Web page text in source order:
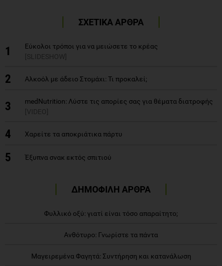
ΣΧΕΤΙΚΑ ΑΡΘΡΑ
1
Εύκολοι τρόποι για να μειώσετε το κρέας
[SLIDESHOW]
2 Αλκοόλ με άδειο Στομάχι: Τι προκαλεί;
3
medNutrition: Λύστε τις απορίες σας για θέματα διατροφής
[VIDEO]
4 Χαρείτε τα αποκριάτικα πάρτυ
5 Έξυπνα σνακ εκτός σπιτιού
ΔΗΜΟΦΙΛΗ ΑΡΘΡΑ
Φυλλικό οξύ: γιατί είναι τόσο απαραίτητο;
Ανθότυρο: Γνωρίστε τα πάντα
Μαγειρεμένα Φαγητά: Συντήρηση και κατανάλωση